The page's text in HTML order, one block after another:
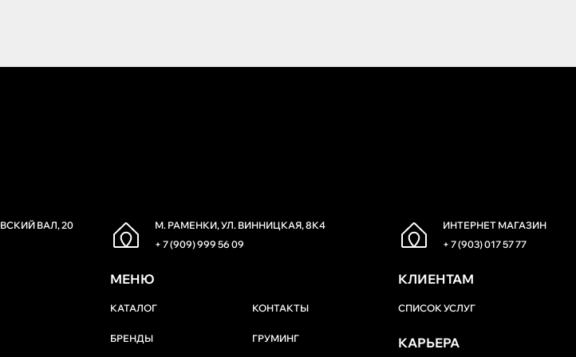
ВАЛ, 20
М. РАМЕНКИ, УЛ. ВИННИЦКАЯ, 8К4
+ 7 (909) 999 56 09
ИНТЕРНЕТ МАГАЗИН
+ 7 (903) 017 57 77
МЕНЮ
КАТАЛОГ КОНТАКТЫ
БРЕНДЫ ГРУМИНГ
КЛИЕНТАМ
СПИСОК УСЛУГ
КАРЬЕРА